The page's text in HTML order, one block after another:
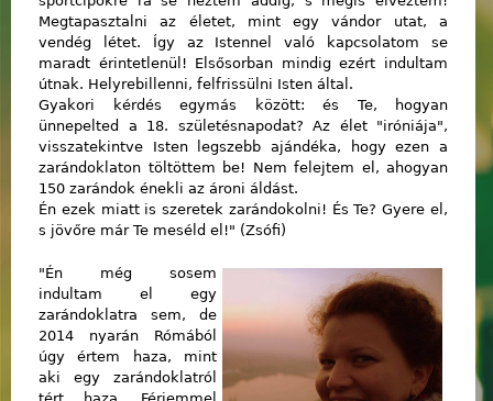
Megtapasztalni az életet, mint egy vándor utat, a
vendég létet. Így az Istennel való kapcsolatom se
maradt érintetlenül! Elsősorban mindig ezért indultam
útnak. Helyrebillenni, felfrissülni Isten által.
Gyakori kérdés egymás között: és Te, hogyan
ünnepelted a 18. születésnapodat? Az élet "iróniája",
visszatekintve Isten legszebb ajándéka, hogy ezen a
zarándoklaton töltöttem be! Nem felejtem el, ahogyan
150 zarándok énekli az ároni áldást.
Én ezek miatt is szeretek zarándokolni! És Te? Gyere el,
s jövőre már Te meséld el!" (Zsófi)
"Én még sosem
indultam el egy
zarándoklatra sem, de
2014 nyarán Rómából
úgy értem haza, mint
aki egy zarándoklatról